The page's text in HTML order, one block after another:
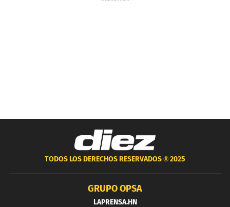
TODOS LOS DERECHOS RESERVADOS ®2025
GRUPO OPSA
LAPRENSA.HN